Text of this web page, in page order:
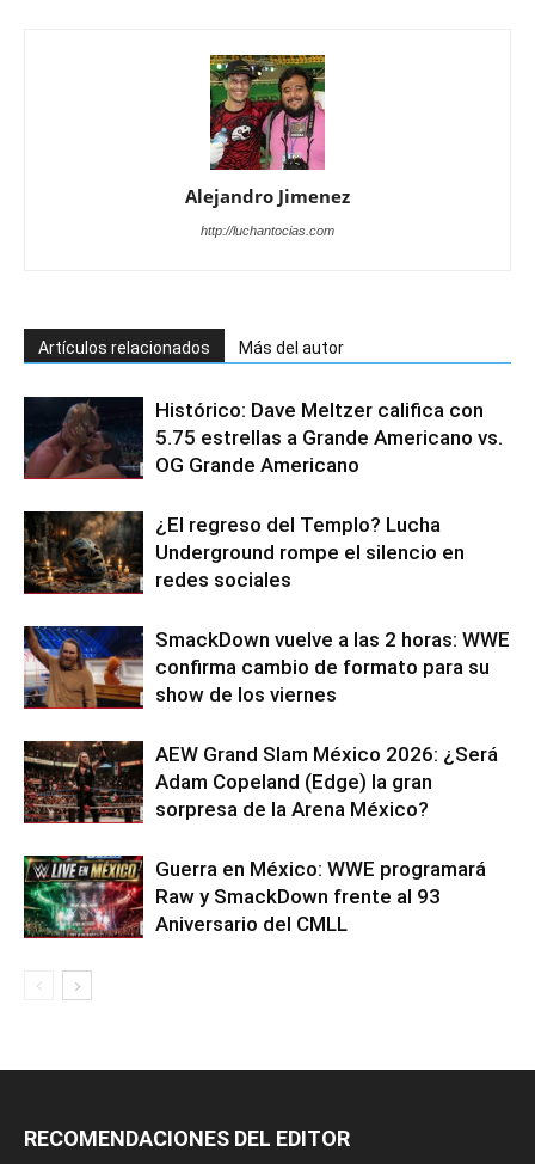
Alejandro Jimenez
http://luchantocias.com
Artículos relacionados Más del autor
Histórico: Dave Meltzer califica con
5.75 estrellas a Grande Americano vs.
OG Grande Americano
¿El regreso del Templo? Lucha
Underground rompe el silencio en
redes sociales
SmackDown vuelve a las 2 horas: WWE
confirma cambio de formato para su
show de los viernes
AEW Grand Slam México 2026: ¿Será
Adam Copeland (Edge) la gran
sorpresa de la Arena México?
Guerra en México: WWE programará
Raw y SmackDown frente al 93
Aniversario del CMLL
RECOMENDACIONES DEL EDITOR